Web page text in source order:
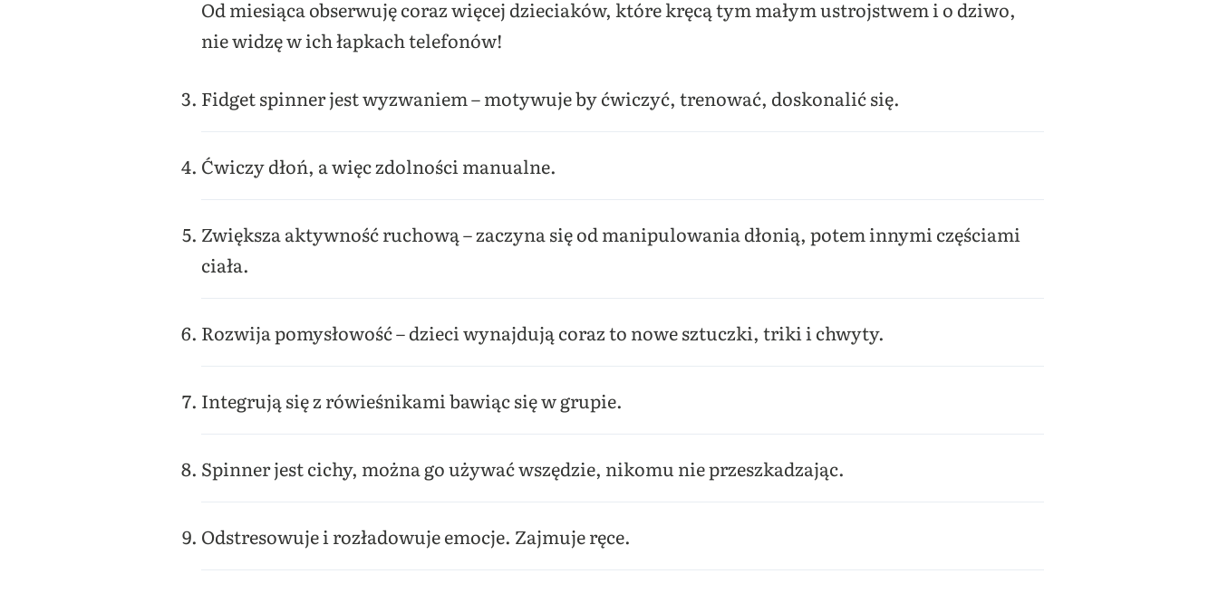
Od miesiąca obserwuję coraz więcej dzieciaków, które kręcą tym małym ustrojstwem i o dziwo,
nie widzę w ich łapkach telefonów!
Fidget spinner jest wyzwaniem – motywuje by ćwiczyć, trenować, doskonalić się.
Ćwiczy dłoń, a więc zdolności manualne.
Zwiększa aktywność ruchową – zaczyna się od manipulowania dłonią, potem innymi częściami
ciała.
Rozwija pomysłowość – dzieci wynajdują coraz to nowe sztuczki, triki i chwyty.
Integrują się z rówieśnikami bawiąc się w grupie.
Spinner jest cichy, można go używać wszędzie, nikomu nie przeszkadzając.
Odstresowuje i rozładowuje emocje. Zajmuje ręce.